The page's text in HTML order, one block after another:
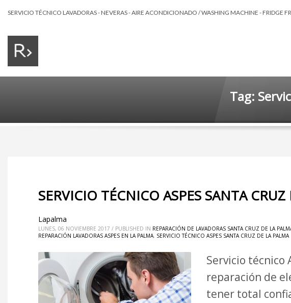
SERVICIO TÉCNICO LAVADORAS - NEVERAS - AIRE ACONDICIONADO / WASHING MACHINE - FRIDGE
Tag:
SERVICIO TÉCNICO ASPES SANTA
Lapalma
LUNES, 06 NOVIEMBRE 2017 / PUBLISHED IN REPARACIÓN DE LAVADORAS SANTA CRUZ DE LA
REPARACIÓN LAVADORAS ASPES EN LA PALMA, SERVICIO TÉCNICO ASPES SANTA CRUZ DE LA PALMA
Servicio técnico
reparación de
tener total